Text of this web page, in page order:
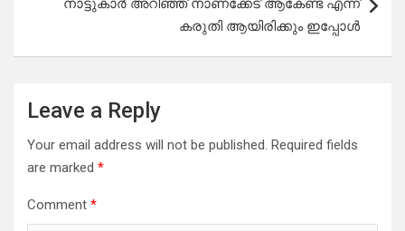
നാട്ടുകാർ അറിഞ്ഞ് നാണക്കേട് ആകേണ്ട എന്ന്
കരുതി ആയിരിക്കും ഇപ്പോൾ
Leave a Reply
Your email address will not be published. Required fields
are marked *
Comment *